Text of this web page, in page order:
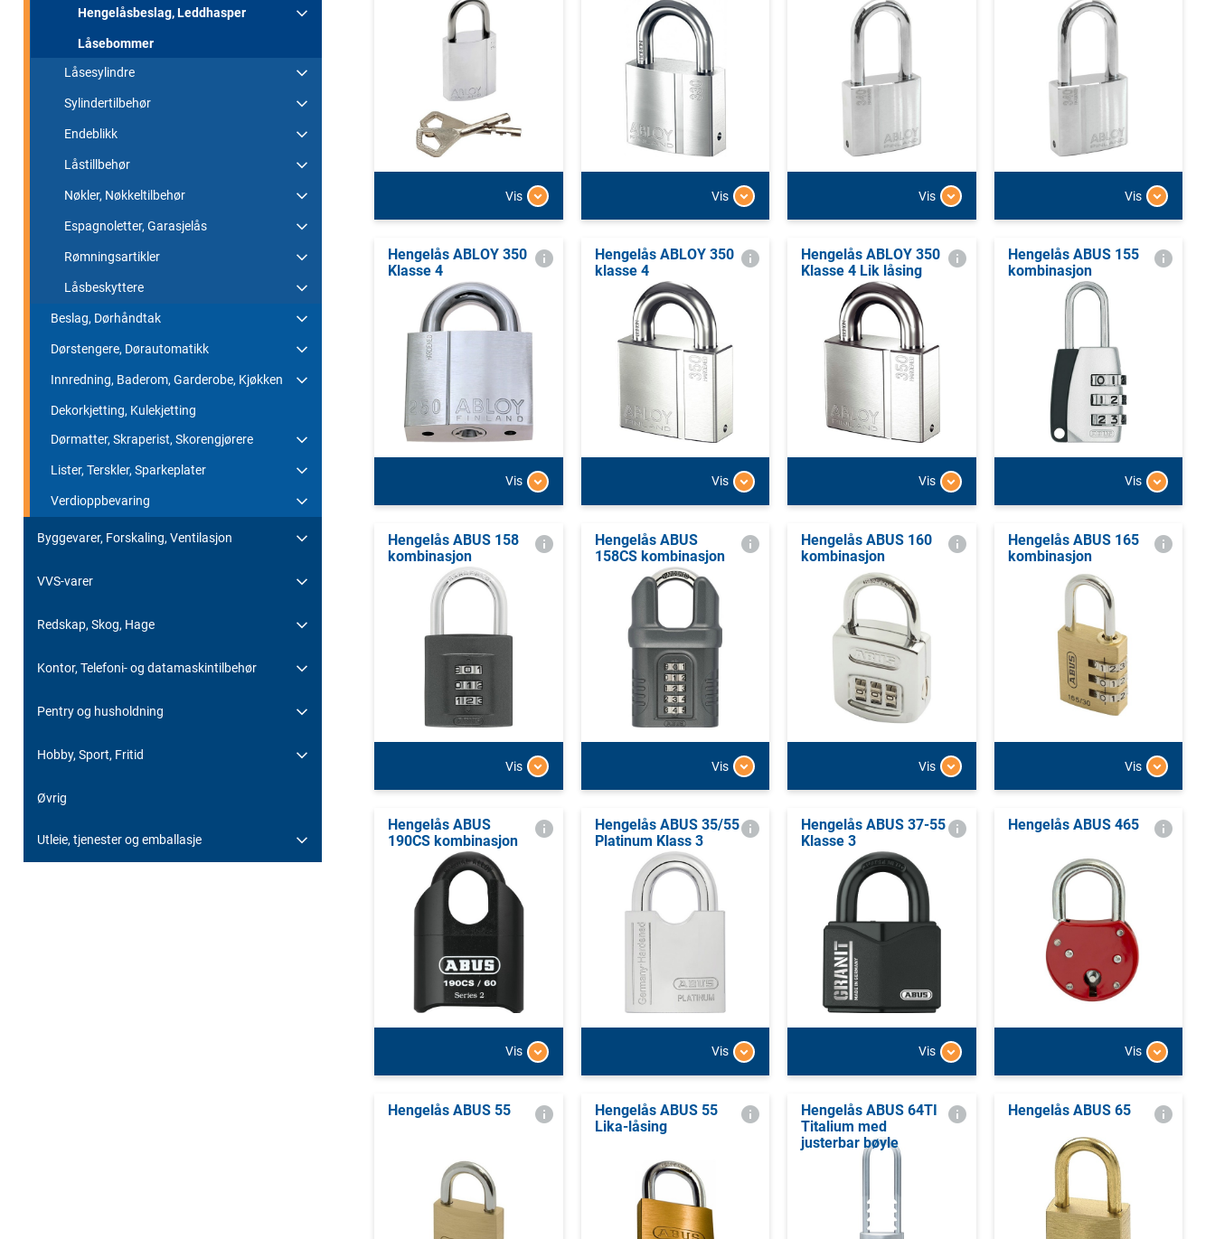
Hengelåsbeslag, Leddhasper
Låsebommer
Låsesylindre
Sylindertilbehør
Endeblikk
Låstillbehør
Nøkler, Nøkkeltilbehør
Espagnoletter, Garasjelås
Rømningsartikler
Låsbeskyttere
Beslag, Dørhåndtak
Dørstengere, Dørautomatikk
Innredning, Baderom, Garderobe, Kjøkken
Dekorkjetting, Kulekjetting
Dørmatter, Skraperist, Skorengjørere
Lister, Terskler, Sparkeplater
Verdioppbevaring
Byggevarer, Forskaling, Ventilasjon
VVS-varer
Redskap, Skog, Hage
Kontor, Telefoni- og datamaskintilbehør
Pentry og husholdning
Hobby, Sport, Fritid
Øvrig
Utleie, tjenester og emballasje
Vis Vis Vis Vis
Hengelås ABLOY 350
Klasse 4
Vis
Hengelås ABLOY 350
klasse 4
Vis
Hengelås ABLOY 350
Klasse 4 Lik låsing
Vis
Hengelås ABUS 155
kombinasjon
Vis
Hengelås ABUS 158
kombinasjon
Vis
Hengelås ABUS
158CS kombinasjon
Vis
Hengelås ABUS 160
kombinasjon
Vis
Hengelås ABUS 165
kombinasjon
Vis
Hengelås ABUS
190CS kombinasjon
Vis
Hengelås ABUS 35/55
Platinum Klass 3
Vis
Hengelås ABUS 37-55
Klasse 3
Vis
Hengelås ABUS 465
Vis
Hengelås ABUS 55
Hengelås ABUS 55
Lika-låsing
Hengelås ABUS 64TI
Titalium med
justerbar bøyle
Hengelås ABUS 65